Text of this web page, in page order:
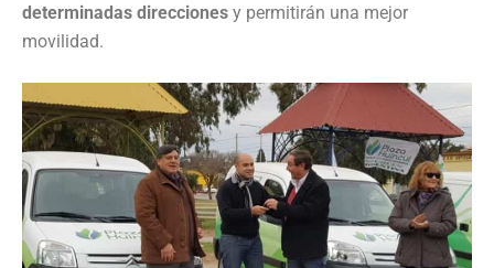
determinadas direcciones y permitirán una mejor
movilidad.